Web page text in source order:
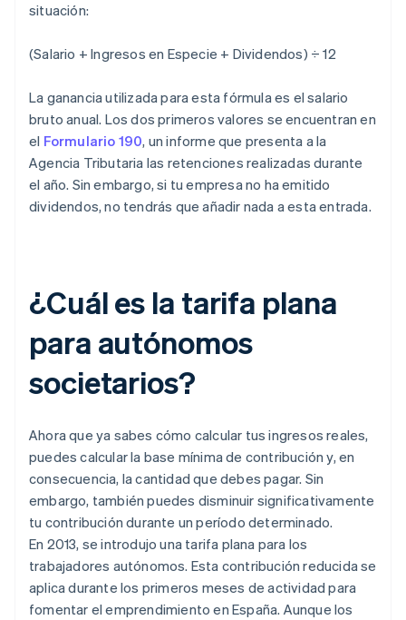
situación:
(Salario + Ingresos en Especie + Dividendos) ÷ 12
La ganancia utilizada para esta fórmula es el salario
bruto anual. Los dos primeros valores se encuentran en
el Formulario 190, un informe que presenta a la
Agencia Tributaria las retenciones realizadas durante
el año. Sin embargo, si tu empresa no ha emitido
dividendos, no tendrás que añadir nada a esta entrada.
¿Cuál es la tarifa plana
para autónomos
societarios?
Ahora que ya sabes cómo calcular tus ingresos reales,
puedes calcular la base mínima de contribución y, en
consecuencia, la cantidad que debes pagar. Sin
embargo, también puedes disminuir significativamente
tu contribución durante un período determinado.
En 2013, se introdujo una tarifa plana para los
trabajadores autónomos. Esta contribución reducida se
aplica durante los primeros meses de actividad para
fomentar el emprendimiento en España. Aunque los